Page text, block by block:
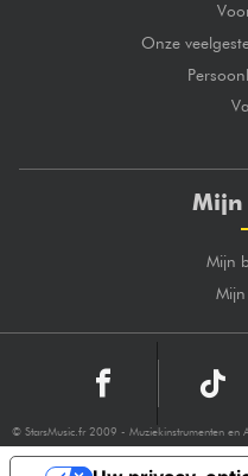
Onze
Mijn
Mijn
© StarsMusic.fr 2009 - Muziekinstrumenten en